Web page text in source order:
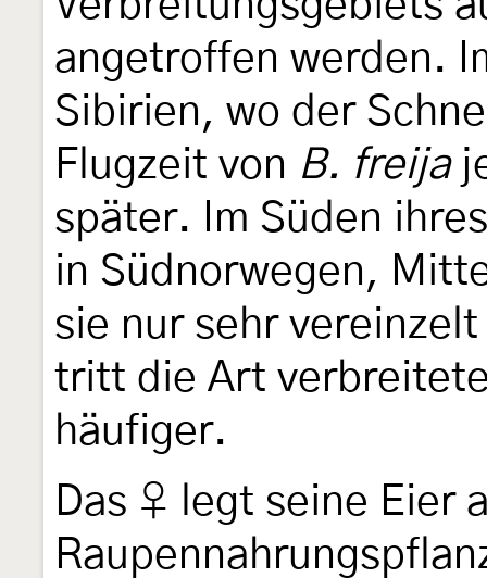
angetroffen werden.
Sibirien, wo der
Flugzeit von B. freija
später. Im Süden
in Südnorwegen,
sie nur sehr
tritt die Art
häufiger.
Das ♀ legt seine Eier